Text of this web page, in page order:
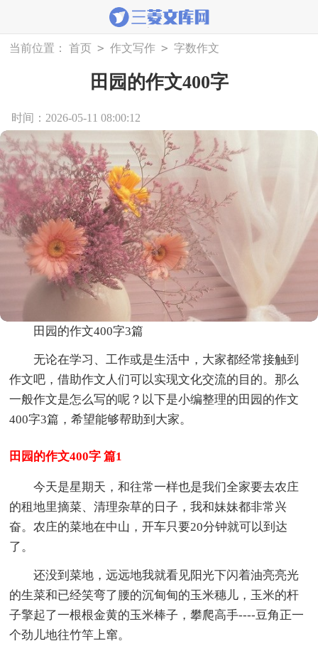
当前位置： 首页 > 作文写作 > 字数作文
田园的作文400字
时间：2026-05-11 08:00:12
田园的作文400字3篇
无论在学习、工作或是生活中，大家都经常接触到
作文吧，借助作文人们可以实现文化交流的目的。那么
一般作文是怎么写的呢？以下是小编整理的田园的作文
400字3篇，希望能够帮助到大家。
田园的作文400字 篇1
今天是星期天，和往常一样也是我们全家要去农庄
的租地里摘菜、清理杂草的日子，我和妹妹都非常兴
奋。农庄的菜地在中山，开车只要20分钟就可以到达
了。
还没到菜地，远远地我就看见阳光下闪着油亮亮光
的生菜和已经笑弯了腰的沉甸甸的玉米穗儿，玉米的杆
子擎起了一根根金黄的玉米棒子，攀爬高手----豆角正一
个劲儿地往竹竿上窜。